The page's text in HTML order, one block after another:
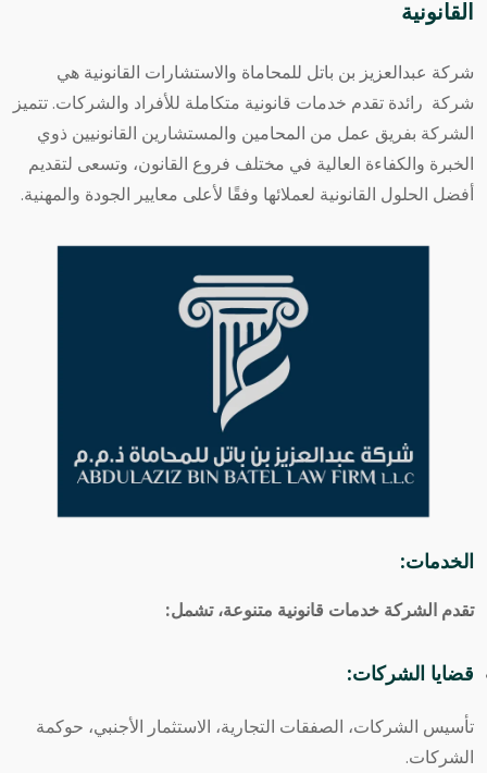
القانونية
شركة عبدالعزيز بن باتل للمحاماة والاستشارات القانونية هي
شركة رائدة تقدم خدمات قانونية متكاملة للأفراد والشركات. تتميز
الشركة بفريق عمل من المحامين والمستشارين القانونيين ذوي
الخبرة والكفاءة العالية في مختلف فروع القانون، وتسعى لتقديم
أفضل الحلول القانونية لعملائها وفقًا لأعلى معايير الجودة والمهنية.
الخدمات:
تقدم الشركة خدمات قانونية متنوعة، تشمل:
قضايا الشركات:
تأسيس الشركات، الصفقات التجارية، الاستثمار الأجنبي، حوكمة
الشركات.